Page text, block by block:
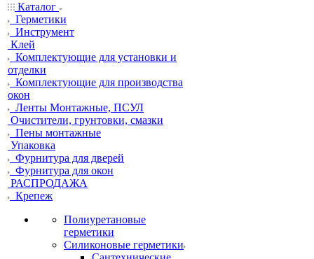
Каталог
Герметики
Инструмент
Клей
Комплектующие для установки и
отделки
Комплектующие для производства
окон
Ленты Монтажные, ПСУЛ
Очистители, грунтовки, смазки
Пены монтажные
Упаковка
Фурнитура для дверей
Фурнитура для окон
РАСПРОДАЖА
Крепеж
Полиуретановые
герметики
Силиконовые герметики